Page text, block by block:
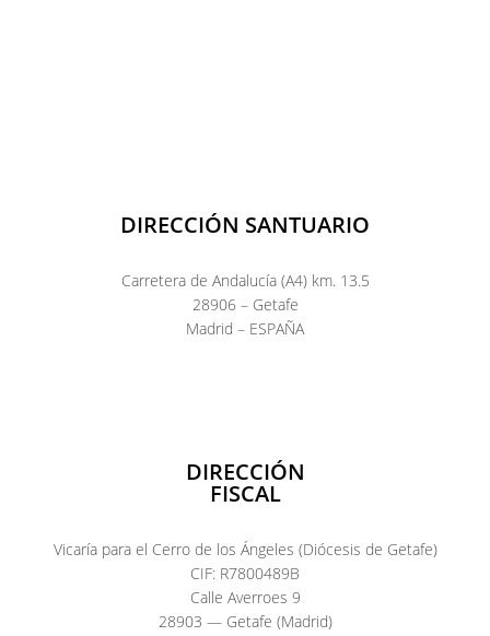
DIRECCIÓN SANTUARIO
Carretera de Andalucía (A4) km. 13.5
28906 – Getafe
Madrid – ESPAÑA
DIRECCIÓN
FISCAL
Vicaría para el Cerro de los Ángeles (Diócesis de Getafe)
CIF: R7800489B
Calle Averroes 9
28903 — Getafe (Madrid)